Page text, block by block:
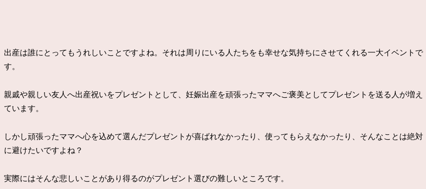
出産は誰にとってもうれしいことですよね。それは周りにいる人たちをも幸せな気持ちにさせてくれる一大イベントで
す。
親戚や親しい友人へ出産祝いをプレゼントとして、妊娠出産を頑張ったママへご褒美としてプレゼントを送る人が増え
ています。
しかし頑張ったママへ心を込めて選んだプレゼントが喜ばれなかったり、使ってもらえなかったり、そんなことは絶対
に避けたいですよね？
実際にはそんな悲しいことがあり得るのがプレゼント選びの難しいところです。